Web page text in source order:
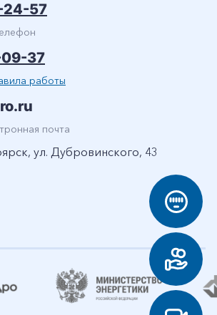
57
37
работы
почта
ул. Дубровинского, 43